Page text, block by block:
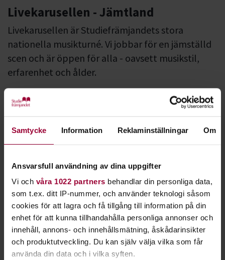
Samtycke Information Reklaminställningar Om
Ansvarsfull användning av dina uppgifter
Vi och våra 1022 partners behandlar din personliga data,
som t.ex. ditt IP-nummer, och använder teknologi såsom
cookies för att lagra och få tillgång till information på din
enhet för att kunna tillhandahålla personliga annonser och
innehåll, annons- och innehållsmätning, åskådarinsikter
och produktutveckling. Du kan själv välja vilka som får
använda din data och i vilka syften.
Livekarusellen - Jämtland
Livekarusellen är Studiefrämjandets stora
nationella musikturné. Vi jobbar för en jämställd
scen och är öppen för alla - oavsett musikstil,
erfarenhet och ålder.
Du turnerar ihop med andra artister och får
feedback från artistcoacher och andra artister.
framträdanden.
utvecklas du både som musiker och
Via feedback, nätverkande och möten med andra
artister samlar du på dig massor av bra
Livekarusellen arrangeras av Studiefrämjandet i
samarbete med fritidsgårdar, föreningar och lokala
arrangörer.